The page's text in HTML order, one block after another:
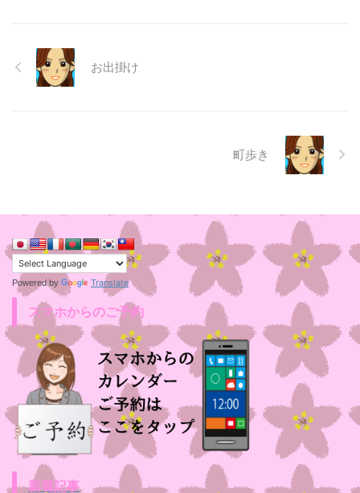
お出掛け
町歩き
Powered by Translate
スマホからのご予約
新着記事